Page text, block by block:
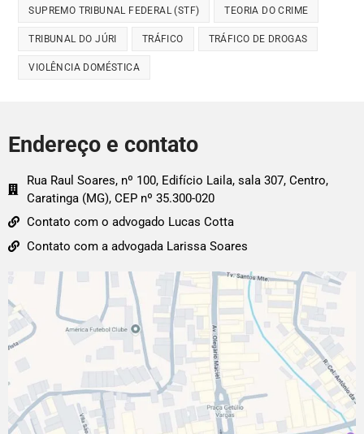
SUPREMO TRIBUNAL FEDERAL (STF) TEORIA DO CRIME
TRIBUNAL DO JÚRI TRÁFICO TRÁFICO DE DROGAS
VIOLÊNCIA DOMÉSTICA
Endereço e contato
Rua Raul Soares, nº 100, Edifício Laila, sala 307, Centro,
Caratinga (MG), CEP nº 35.300-020
Contato com o advogado Lucas Cotta
Contato com a advogada Larissa Soares